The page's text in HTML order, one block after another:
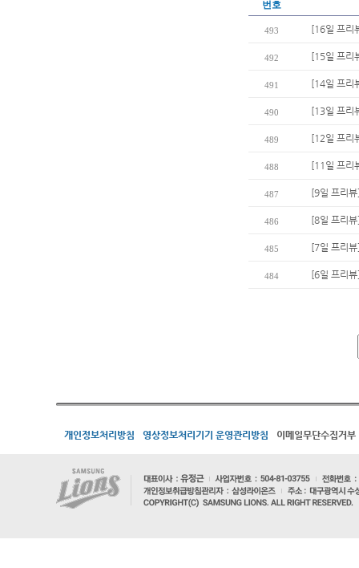
번호
493 [16일 프리
492 [15일 프리
491 [14일 프리
490 [13일 프리
489 [12일 프리
488 [11일 프리
487 [9일 프리
486 [8일 프리
485 [7일 프리
484 [6일 프리
개인정보처리방침 영상정보처리기기 운영관리방침 이메일무단수집거부